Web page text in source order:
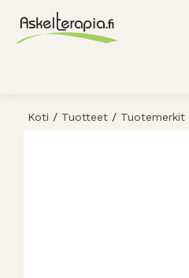
Koti / Tuotteet / Tuotemerkit